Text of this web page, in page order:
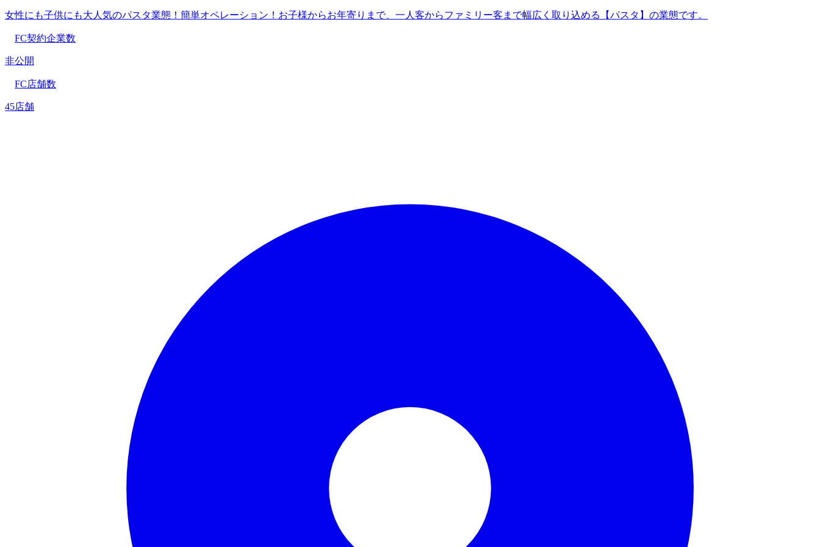
女性にも子供にも大人気のパスタ業態！簡単オペレーション！お子様からお年寄りまで、一人客からファミリー客まで幅広く取り込める【パスタ】の業態です。
FC契約企業数
非公開
FC店舗数
45店舗